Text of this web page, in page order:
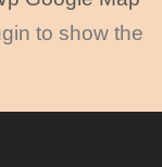
to show the